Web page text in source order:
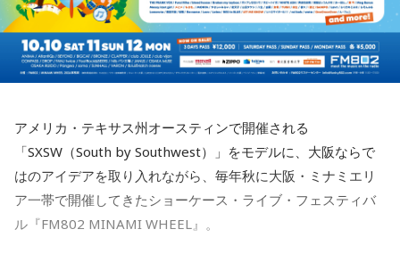
と気になる」を試してみるくらいで十分です。今日は行って
みたいお店や場所を一つ探して、誰かを誘ってみてくださ
い。
【10位】蟹座（かに座）
を忘れていないか確認したい日。今日は誰かのためではなく
「私が嬉しいから」を選んでみてください。今夜は自分だけ
の小さなご褒美時間を作ると心が整いそうです。
【11位】山羊座（やぎ座）
頑張ることが当たり前になっているなら、今日は少し力を抜
レコーディングでは、メンバーがそれぞれの演奏環境で個別
に収録する手法を採用。各パートを緻密に構築することで、
フュージョンならではの精密なアレンジと、3人それぞれの個
性が際立つ強固なアンサンブルを実現しています。制作を進
めるなかでは、かつしかトリオにとっても多くの新たな発見
となっていきます。メンバーそれぞれが培ってきた経験と感
性を持ち寄りながら、これまでにないアプローチにも向き合
ったことで、3人の新たな可能性を感じさせる作品へと仕上が
っています。
◆多彩な楽曲が描き出す、旅のようなアルバム体験
アメリカ・テキサス州オースティンで開催される
「SXSW（South by Southwest）」をモデルに、大阪ならで
はのアイデアを取り入れながら、毎年秋に大阪・ミナミエリ
ア一帯で開催してきたショーケース・ライブ・フェスティバ
ル『FM802 MINAMI WHEEL』。